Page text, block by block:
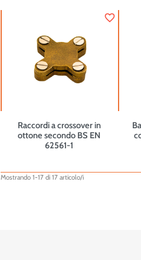
Raccordi a crossover in
ottone secondo BS EN
62561-1
favorite_border
Mostrando 1-17 di 17 articolo/i